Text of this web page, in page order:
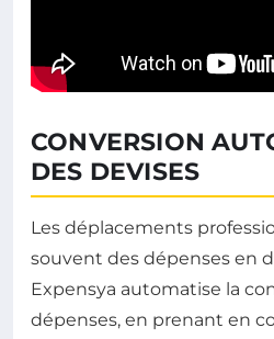
CONVERSION
DES DEVISES
Les déplacements
souvent des dépenses en
Expensya automatise la
dépenses, en prenant en